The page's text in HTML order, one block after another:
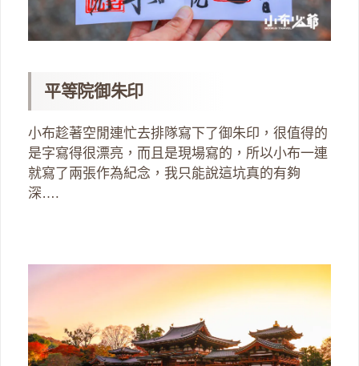
平等院御朱印
小布趁著空閒連忙去排隊寫下了御朱印，很值得的
是字寫得很漂亮，而且是現場寫的，所以小布一連
就寫了兩張作為紀念，我只能說這坑真的有夠
深….